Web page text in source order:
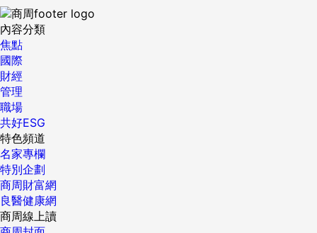
一段落，接下來易引發市場恐慌訊息如西班牙、義大利公債到
期、財政聯盟的細節和防火牆建置等問題，第三季末、第四季
初才會開始發酵。 三、美國房地產市場呈現落底反彈。 根據
美國商務部初估五月份營建許可達七十八萬棟，這數字創下了
金融海嘯以來新高，另外，新屋開工數連續第五個月超過七十
萬棟，美國房地產市場穩定復甦。 「第三季的資金行情啟動，
預計會走到十一月美國大選前，」富邦金控經濟研究中心協理
羅瑋說，「市場風險趨避氣氛下降，資金將由債券市場及窖藏
部位釋出，進入股市。」 但，投資人請注意！資金行情並未改
變未來兩年的景氣基調：歐債持續拖累成熟國家經濟復甦，壓
抑新興國家出口和成長動能，全球景氣仍在「微溫成長」到經
濟衰退間打擺子。 「市場最初將給予正面回應，但不久人們又
會開始擔心歐洲領袖未跟上危機發展腳步，」PIMCO執行長伊
爾艾朗（Mohamed El-Erian）評論。 所以，一點壞風聲，資
金會瞬間從風險端飛回安全端；好風聲，再從安全飛回風險，
內容分類
焦點
國際
財經
管理
職場
共好ESG
特色頻道
名家專欄
特別企劃
商周財富網
良醫健康網
商周線上讀